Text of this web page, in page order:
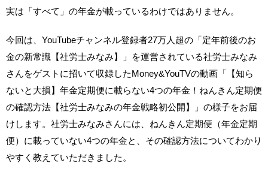
実は「すべて」の年金が載っているわけではありません。
今回は、YouTubeチャンネル登録者27万人超の「定年前後のお
金の新常識【社労士みなみ】」を運営されている社労士みなみ
さんをゲストに招いて収録したMoney&YouTVの動画「【知ら
ないと大損】年金定期便に載らない4つの年金！ねんきん定期便
の確認方法【社労士みなみの年金戦略初公開】」の様子をお届
けします。社労士みなみさんには、ねんきん定期便（年金定期
便）に載っていない4つの年金と、その確認方法についてわかり
やすく教えていただきました。